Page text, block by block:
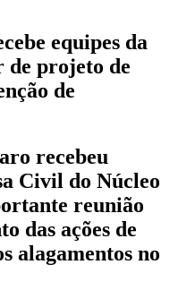
equipes da
projeto de
de
recebeu
Civil do Núcleo
reunião
das ações de
alagamentos no